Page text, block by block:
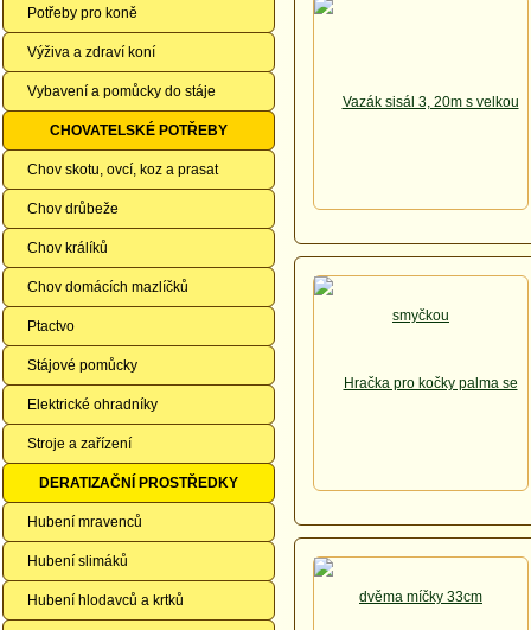
Potřeby pro koně
Výživa a zdraví koní
Vybavení a pomůcky do stáje
CHOVATELSKÉ POTŘEBY
Chov skotu, ovcí, koz a prasat
Chov drůbeže
Chov králíků
Chov domácích mazlíčků
Ptactvo
Stájové pomůcky
Elektrické ohradníky
Stroje a zařízení
DERATIZAČNÍ PROSTŘEDKY
Hubení mravenců
Hubení slimáků
Hubení hlodavců a krtků